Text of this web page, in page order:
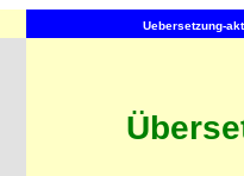
Uebersetzung-